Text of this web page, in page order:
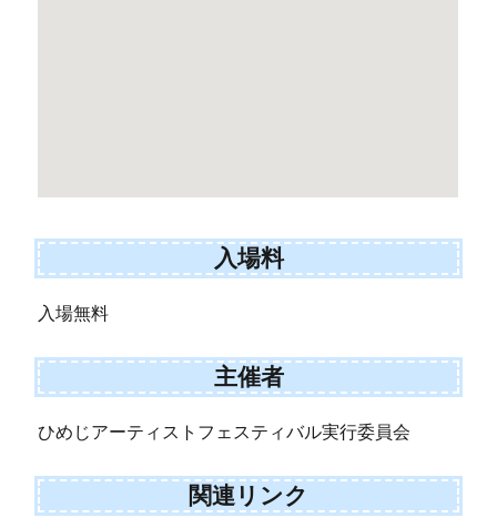
入場料
入場無料
主催者
ひめじアーティストフェスティバル実行委員会
関連リンク